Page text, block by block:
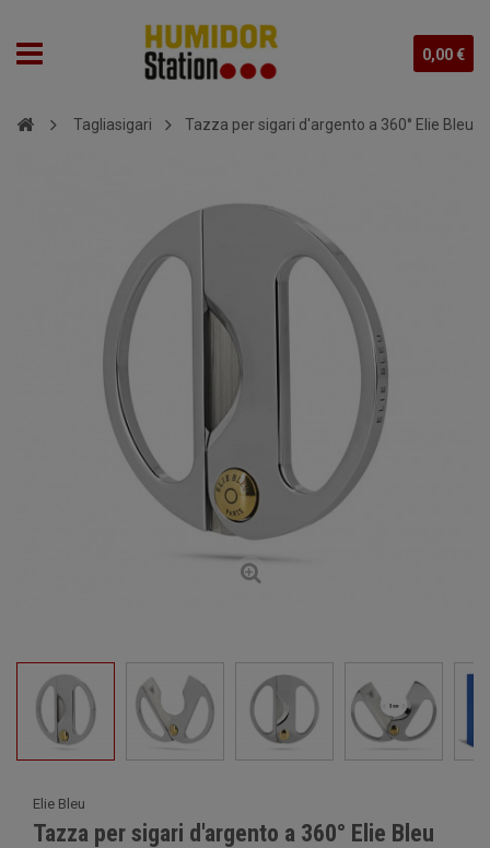
0,00 €
Tagliasigari Tazza per sigari d'argento a 360° Elie Bleu
Elie Bleu
Tazza per sigari d'argento a 360° Elie Bleu